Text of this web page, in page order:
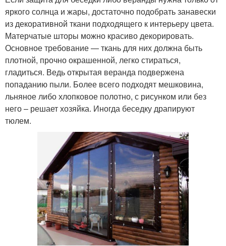
яркого солнца и жары, достаточно подобрать занавески
из декоративной ткани подходящего к интерьеру цвета.
Матерчатые шторы можно красиво декорировать.
Основное требование — ткань для них должна быть
плотной, прочно окрашенной, легко стираться,
гладиться. Ведь открытая веранда подвержена
попаданию пыли. Более всего подходят мешковина,
льняное либо хлопковое полотно, с рисунком или без
него – решает хозяйка. Иногда беседку драпируют
тюлем.